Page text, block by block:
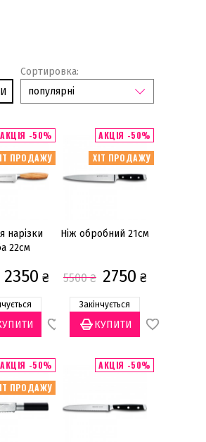
Сортировка:
популярні
(1)
(2)
сталь
сталь (8)
—
ПРОДАЖУ
АКЦІЯ -50%
нарізки
22см
2350 ₴
ХІТ ПРОДАЖУ
АКЦІЯ -50%
Ніж обробний 21см
5500₴ 2750 ₴
Закінчується
ПРОДАЖУ
АКЦІЯ -50% АКЦІЯ -50%